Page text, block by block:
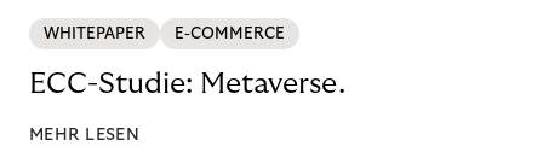
WHITEPAPER E-COMMERCE
ECC-Studie: Metaverse.
MEHR LESEN